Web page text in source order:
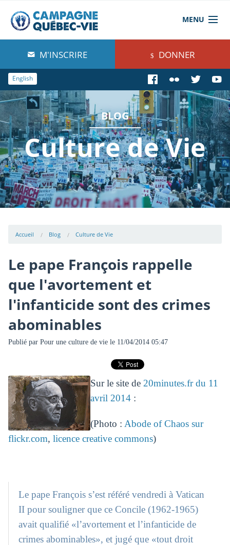
MENU
À propos de nous
Blog
Comprendre
Agir
Boutique
M'INSCRIRE DONNER
English
BLOG
Culture de Vie
Accueil Blog Culture de Vie
Le pape François rappelle
que l'avortement et
l'infanticide sont des crimes
abominables
Publié par Pour une culture de viele 11/04/2014 05:47
Sur le site de 20minutes.fr du 11
avril 2014:
(Photo : Abode of Chaos sur
flickr.com, licence creative commons)
Le pape François s’est référé vendredi à Vatican
II pour souligner que ce Concile (1962-1965)
avait qualifié «l’avortement et l’infanticide de
crimes abominables», et jugé que «tout droit